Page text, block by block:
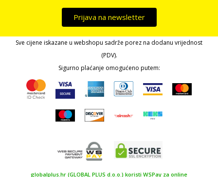
Prijava na newsletter
Sve cijene iskazane u webshopu sadrže porez na dodanu vrijednost
(PDV).
Sigurno plaćanje omogućeno putem:
globalplus.hr (GLOBAL PLUS d.o.o.) koristi WSPay za online